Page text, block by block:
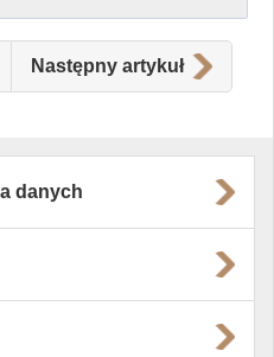
Następny artykuł
danych